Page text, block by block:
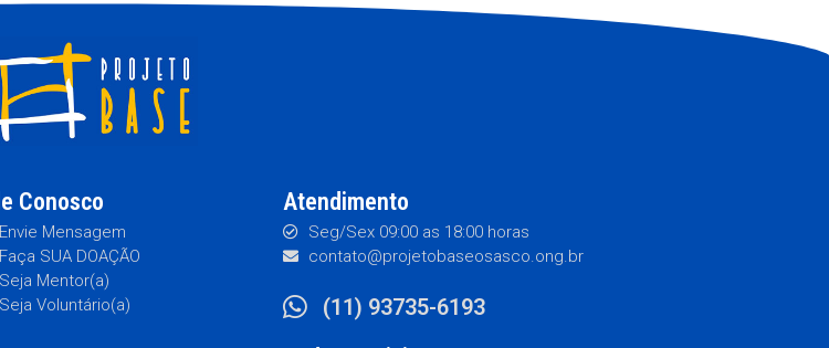
Conosco
Envie Mensagem
Faça SUA DOAÇÃO
Seja Mentor(a)
Seja Voluntário(a)
Atendimento
Seg/Sex 09:00 as 18:00 horas
contato@projetobaseosasco.ong.br
(11) 93735-6193